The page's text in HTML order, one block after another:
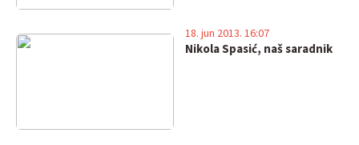
Nikola Spasić, naš saradnik
18. jun 2013. 16:07